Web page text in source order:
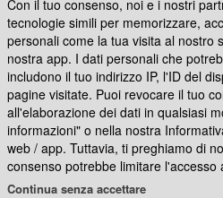
Caratteristiche
Con il tuo consenso, noi e i nostri
tecnologie simili per memorizzare,
personali come la tua visita al nostro
nostra app. I dati personali che
includono il tuo indirizzo IP, l'ID del
pagine visitate. Puoi revocare il tuo
all'elaborazione dei dati in qualsiasi
informazioni" o nella nostra
web / app. Tuttavia, ti preghiamo di
consenso potrebbe limitare
nostro sito web o dell'app.
Continua senza accettare